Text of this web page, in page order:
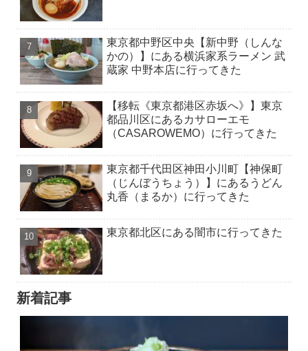
東京都中野区中央【新中野（しんな
かの）】にある横浜家系ラーメン 武
蔵家 中野本店に行ってきた
【移転《東京都港区赤坂へ》】東京
都品川区にあるカサローエモ
（CASAROWEMO）に行ってきた
東京都千代田区神田小川町【神保町
（じんぼうちょう）】にあるうどん
丸香（まるか）に行ってきた
東京都北区にある闇市に行ってきた
新着記事